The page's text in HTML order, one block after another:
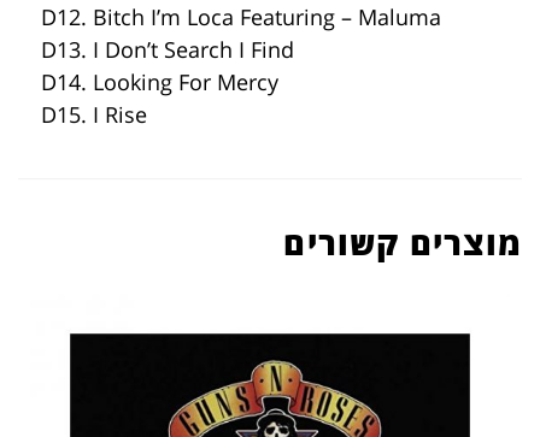
D12. Bitch I’m Loca Featuring – Maluma
D13. I Don’t Search I Find
D14. Looking For Mercy
D15. I Rise
מוצרים קשורים